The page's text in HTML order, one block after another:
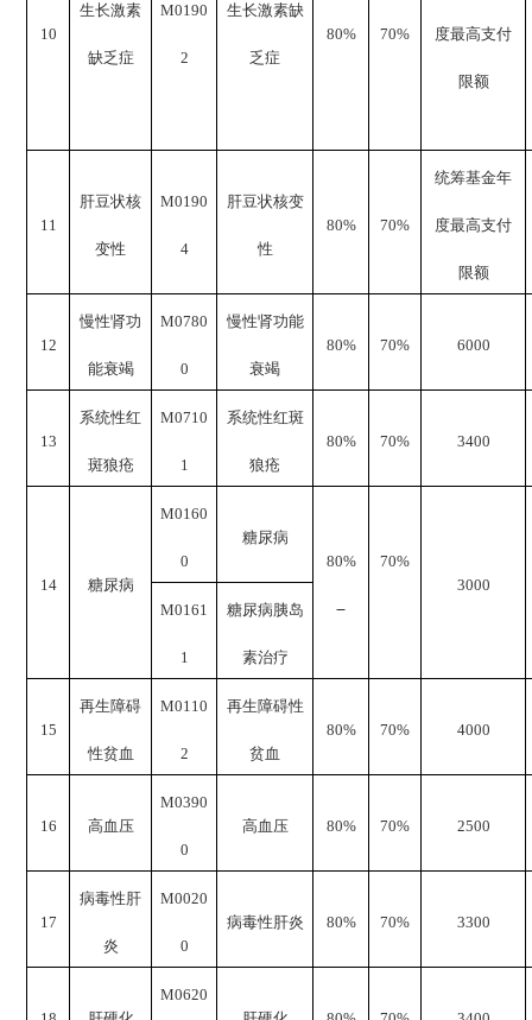
10
生长激素
缺乏症
M0190
2
生长激素缺
乏症
80% 70% 度最高支付
限额
11
肝豆状核
变性
M0190
4
肝豆状核变
性
80% 70%
统筹基金年
度最高支付
限额
12
慢性肾功
能衰竭
M0780
0
慢性肾功能
衰竭
80% 70% 6000
13
系统性红
斑狼疮
M0710
1
系统性红斑
狼疮
80% 70% 3400
14 糖尿病
M0160
0
糖尿病
80%
70%
3000
M0161
1
糖尿病胰岛
素治疗
15
再生障碍
性贫血
M0110
2
再生障碍性
贫血
80% 70% 4000
16 高血压
M0390
0
高血压 80% 70% 2500
17
病毒性肝
炎
M0020
0
病毒性肝炎 80% 70% 3300
M0620